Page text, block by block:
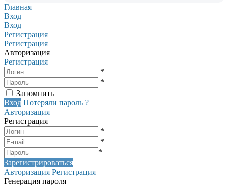
Главная
Вход
Вход
Регистрация
Регистрация
Авторизация
Регистрация
*
*
Запомнить
Вход Потеряли пароль ?
Авторизация
Регистрация
*
*
*
Зарегистрироваться
Авторизация Регистрация
Генерация пароля